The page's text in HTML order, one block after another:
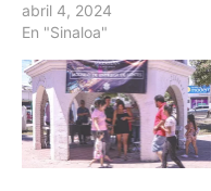
abril 4, 2024
En "Sinaloa"